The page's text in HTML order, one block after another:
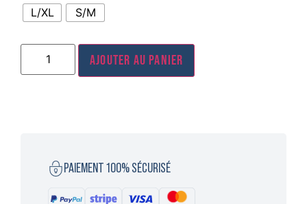
L/XL S/M
Ajouter au panier
PAIEMENT 100% SÉCURISÉ